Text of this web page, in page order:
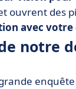
ouvrent des
avec
notre